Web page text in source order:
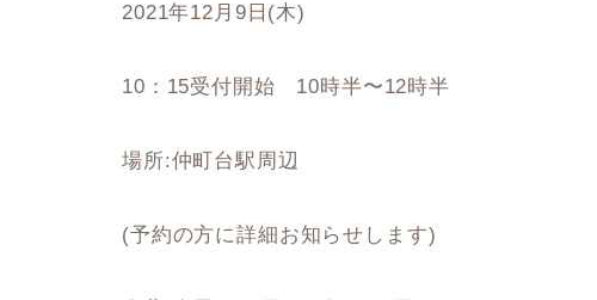
2021年12月9日(木)
10：15受付開始 10時半〜12時半
場所:仲町台駅周辺
(予約の方に詳細お知らせします)